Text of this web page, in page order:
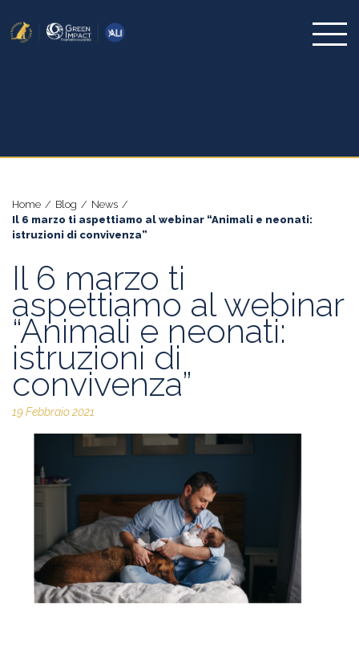
Home / Blog / News /
Il 6 marzo ti aspettiamo al webinar “Animali e neonati:
istruzioni di convivenza”
Il 6 marzo ti
aspettiamo al webinar
“Animali e neonati:
istruzioni di
convivenza”
19 Febbraio 2021